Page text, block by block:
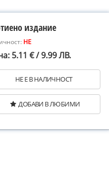
издание
НЕ
5.11 € / 9.99 ЛВ.
НЕ Е В НАЛИЧНОСТ
ДОБАВИ В ЛЮБИМИ